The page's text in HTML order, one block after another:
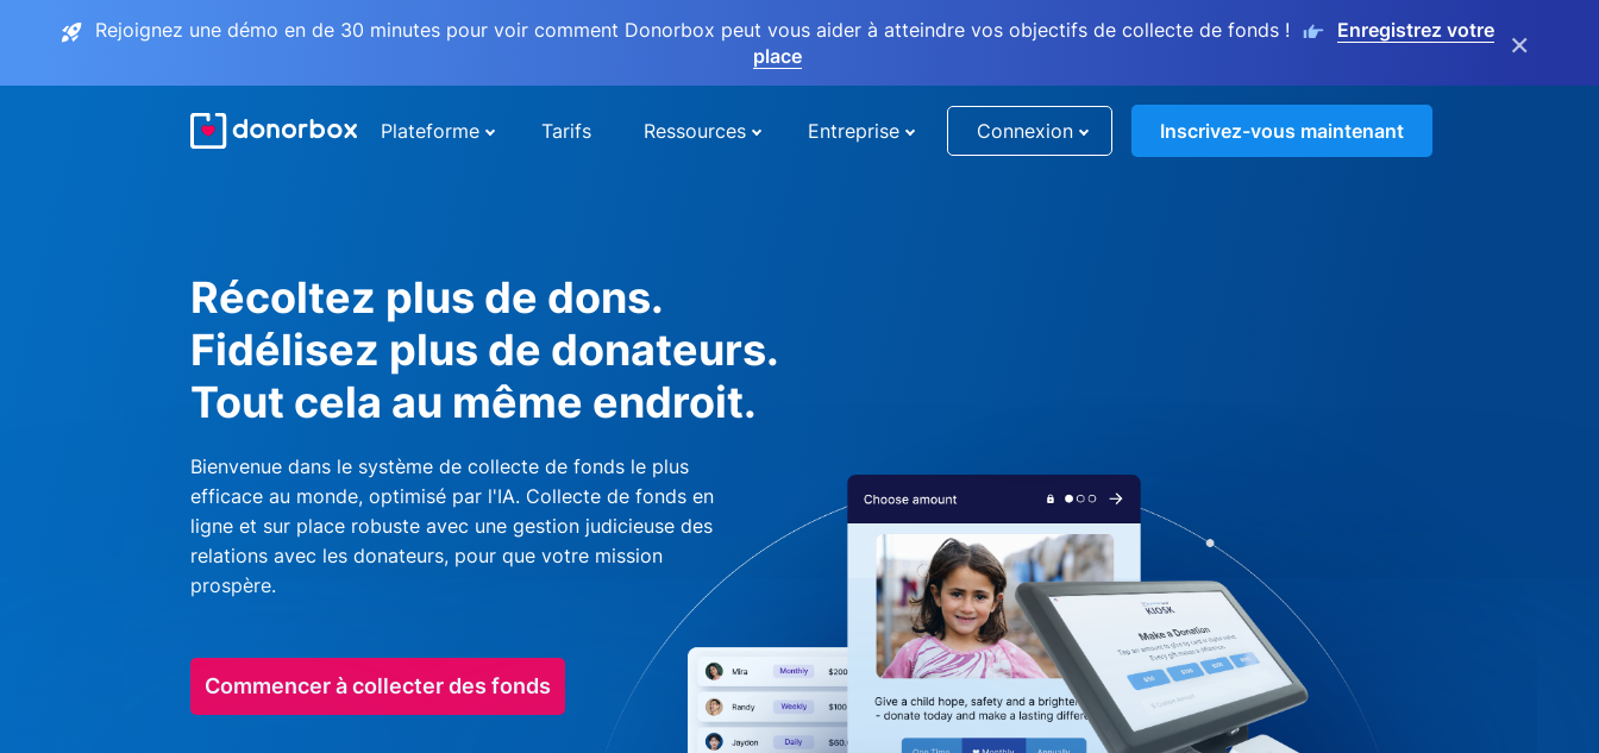
Rejoignez une démo en de 30 minutes pour voir comment Donorbox peut vous aider à atteindre vos objectifs de collecte de fonds !
Enregistrez votre
place
×
Plateforme Tarifs Ressources Entreprise Connexion Inscrivez-vous maintenant
Récoltez plus de dons.
Fidélisez plus de donateurs.
Tout cela au même endroit.
Bienvenue dans le système de collecte de fonds le plus
efficace au monde, optimisé par l'IA. Collecte de fonds en
ligne et sur place robuste avec une gestion judicieuse des
relations avec les donateurs, pour que votre mission
prospère.
Commencer à collecter des fonds